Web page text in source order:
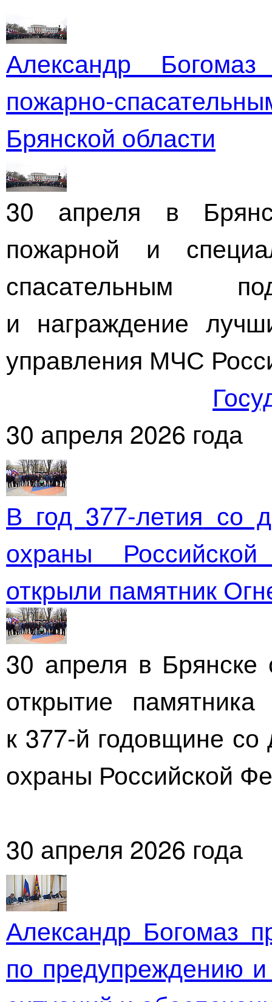
Александр
пожарно-
Брянской области
30 апреля в
пожарной и
спасательным
и награждение
управления МЧС
30 апреля 2026 года
В год 377-летия со
охраны
открыли памятник
30 апреля в Брянске
открытие
к 377-й годовщине со
охраны Российской
30 апреля 2026 года
Александр Богомаз
по предупреждению